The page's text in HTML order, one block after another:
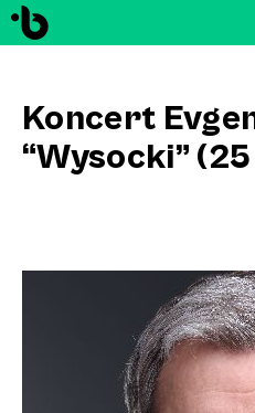
Przejdź do treści
Koncert
“Wysocki”